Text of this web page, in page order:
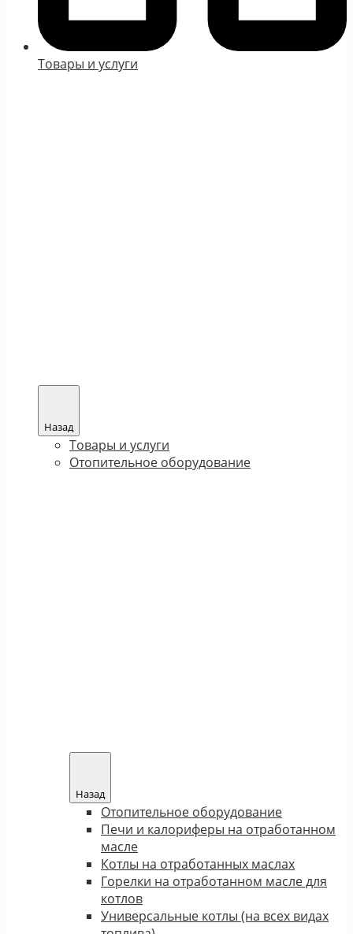
Товары и услуги
Назад
Товары и услуги
Отопительное оборудование
Назад
Отопительное оборудование
Печи и калориферы на отработанном
масле
Котлы на отработанных маслах
Горелки на отработанном масле для
котлов
Универсальные котлы (на всех видах